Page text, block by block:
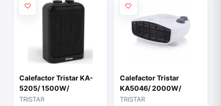
Calefactor Tristar KA-
5205/ 1500W/
Termostato Regulable
TRISTAR
Calefactor Tristar
KA5046/ 2000W/
Termostato Regulable
TRISTAR